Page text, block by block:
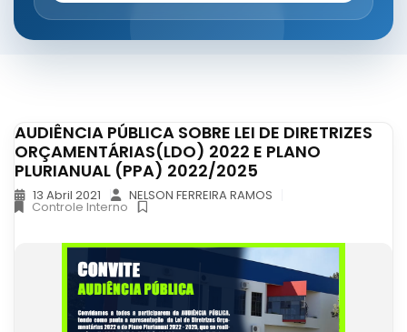
AUDIÊNCIA PÚBLICA SOBRE LEI DE DIRETRIZES
ORÇAMENTÁRIAS(LDO) 2022 E PLANO
PLURIANUAL (PPA) 2022/2025
13 Abril 2021 NELSON FERREIRA RAMOS
Controle Interno